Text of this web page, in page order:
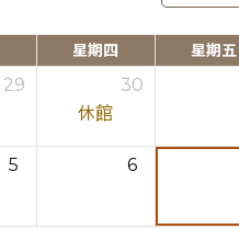
星期四 星期五
29
30
休館
5 6